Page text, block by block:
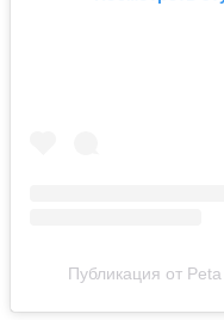
Публикация от